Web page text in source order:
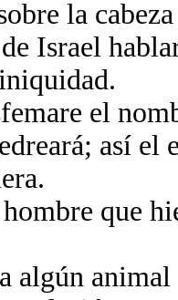
la
Israel
el
así
que
algún